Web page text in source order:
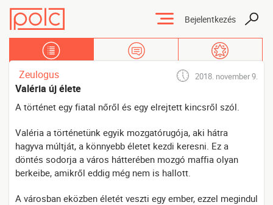
Bejelentkezés
Tartalmak
Zeulogus 2018. november 9.
Valéria új élete
A történet egy fiatal nőről és egy elrejtett kincsről szól.
Valéria a történetünk egyik mozgatórugója, aki hátra
hagyva múltját, a könnyebb életet kezdi keresni. Ez a
döntés sodorja a város hátterében mozgó maffia olyan
berkeibe, amikről eddig még nem is hallott.
A városban eközben életét veszti egy ember, ezzel megindul